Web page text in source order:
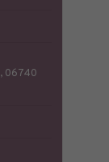
, 06740